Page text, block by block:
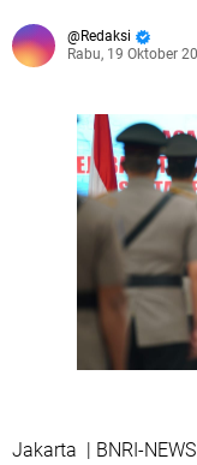
Redaksi
Rabu, 19 Oktober
Jakarta | BNRI-NEWS